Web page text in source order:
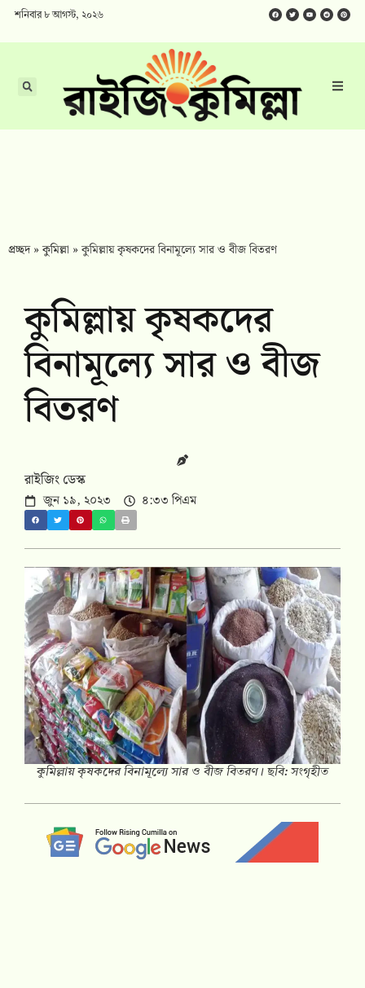
শনিবার ৮ আগস্ট, ২০২৬
প্রচ্ছদ»কুমিল্লা »কুমিল্লায় কৃষকদের বিনামূল্যে সার ও বীজ বিতরণ
কুমিল্লায় কৃষকদের
বিনামূল্যে সার ও বীজ
বিতরণ
রাইজিং ডেস্ক
জুন ১৯, ২০২৩ ৪:৩৩ পিএম
কুমিল্লায় কৃষকদের বিনামূল্যে সার ও বীজ বিতরণ। ছবি: সংগৃহীত